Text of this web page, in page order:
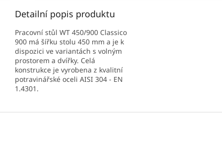
Detailní popis produktu
Pracovní stůl WT 450/900 Classico
900 má šířku stolu 450 mm a je k
dispozici ve variantách s volným
prostorem a dvířky. Celá
konstrukce je vyrobena z kvalitní
potravinářské oceli AISI 304 - EN
1.4301.
Z